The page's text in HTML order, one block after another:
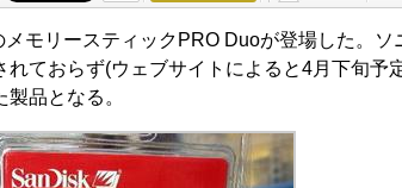
モリースティックPRO Duoが登場した。ソ
れておらず(ウェブサイトによると4月下旬予
品となる。